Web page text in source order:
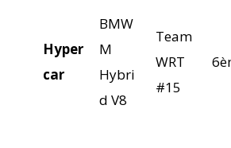
Hyper
car
BMW
M
Hybri
d V8
Team
WRT
#15